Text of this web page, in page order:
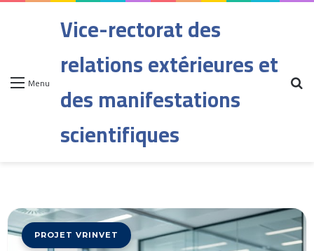
Menu
Vice-rectorat des
relations extérieures et
des manifestations
scientifiques
PROJET VRINVET